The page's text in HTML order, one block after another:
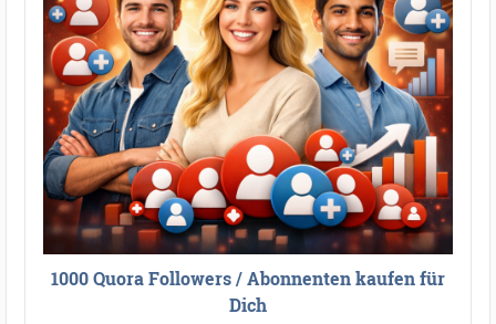
1000 Quora Followers / Abonnenten kaufen für
Dich